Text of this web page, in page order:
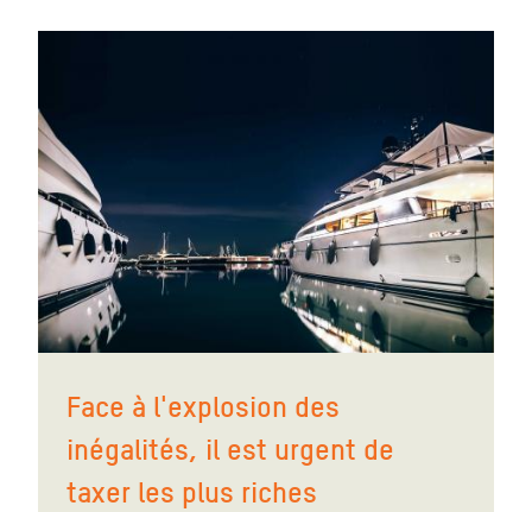
Face à l'explosion des
inégalités, il est urgent de
taxer les plus riches